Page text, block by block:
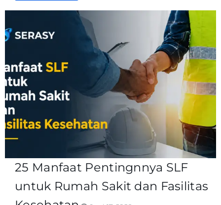
25 Manfaat Pentingnnya SLF
untuk Rumah Sakit dan Fasilitas